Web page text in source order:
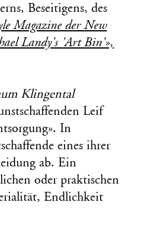
Beseitigens, des
Magazine der New
Landy's 'Art Bin'»,
Klingental
Leif
In
eines ihrer
ab. Ein
oder praktischen
Endlichkeit